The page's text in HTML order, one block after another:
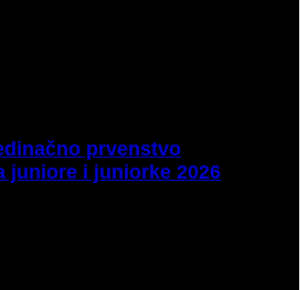
prvenstvo
juniore i juniorke 2026